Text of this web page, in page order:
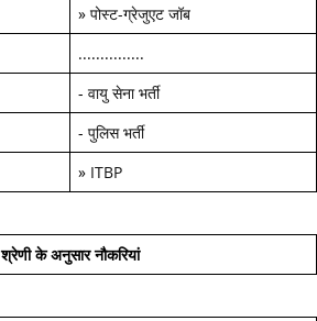
» पोस्ट-ग्रेजुएट जॉब
...............
- वायु सेना भर्ती
- पुलिस भर्ती
» ITBP
श्रेणी के अनुसार नौकरियां